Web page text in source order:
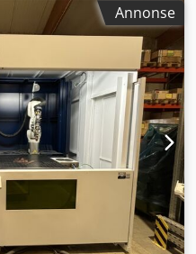
brukte eller overhalte),
luftlederhjul eller
erfaring med slitesterke,
Edljfx Akteck
Annonse